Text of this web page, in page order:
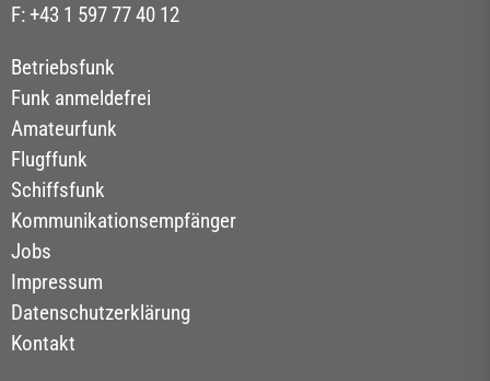
F: +43 1 597 77 40 12
Betriebsfunk
Funk anmeldefrei
Amateurfunk
Flugffunk
Schiffsfunk
Kommunikationsempfänger
Jobs
Impressum
Datenschutzerklärung
Kontakt